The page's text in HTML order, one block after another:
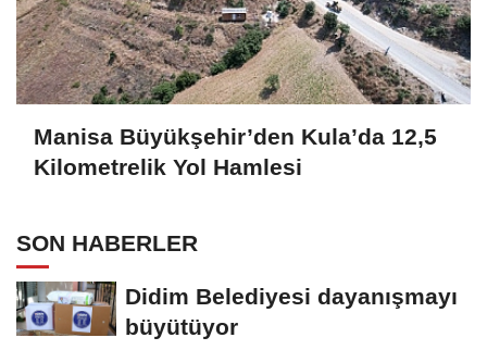
Manisa Büyükşehir’den Kula’da 12,5
Kilometrelik Yol Hamlesi
SON HABERLER
Didim Belediyesi dayanışmayı
büyütüyor